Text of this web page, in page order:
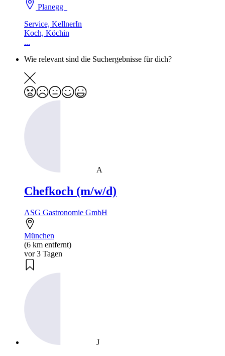
Planegg
Service, KellnerIn
Koch, Köchin
...
Wie relevant sind die Suchergebnisse für dich?
A
Chefkoch (m/w/d)
ASG Gastronomie GmbH
München
(6 km entfernt)
vor 3 Tagen
J